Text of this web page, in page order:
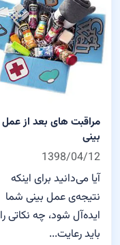
مراقبت های بعد از عمل
بینی
1398/04/12
آیا می‌دانید برای اینکه
نتیجه‌ی عمل بینی شما
ایده‌آل شود، چه نکاتی را
باید رعایت...